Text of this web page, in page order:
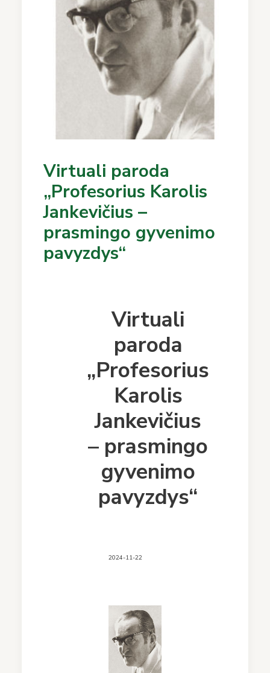
Virtuali paroda
„Profesorius Karolis
Jankevičius –
prasmingo gyvenimo
pavyzdys“
Virtuali
paroda
„Profesorius
Karolis
Jankevičius
– prasmingo
gyvenimo
pavyzdys“
2024-11-22